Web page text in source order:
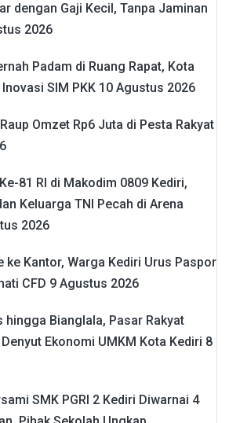
dengan Gaji Kecil, Tanpa Jaminan
2026
Padam di Ruang Rapat, Kota
SIM PKK 10 Agustus 2026
Omzet Rp6 Juta di Pesta Rakyat
81 RI di Makodim 0809 Kediri,
Keluarga TNI Pecah di Arena
2026
ke Kantor, Warga Kediri Urus Paspor
CFD 9 Agustus 2026
hingga Bianglala, Pasar Rakyat
Ekonomi UMKM Kota Kediri 8
SMK PGRI 2 Kediri Diwarnai 4